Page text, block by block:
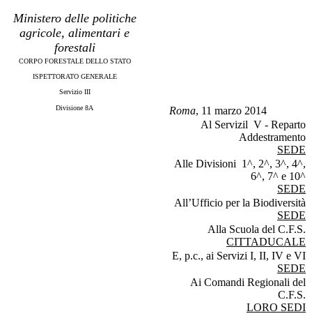
Ministero delle politiche
agricole, alimentari e
forestali
CORPO FORESTALE DELLO STATO
ISPETTORATO GENERALE
Servizio III
Divisione 8A Roma, 11 marzo 2014
Al Servizil V - Reparto
Addestramento
SEDE
Alle Divisioni 1^, 2^, 3^, 4^,
6^, 7^ e 10^
SEDE
All’Ufficio per la Biodiversità
SEDE
Alla Scuola del C.F.S.
CITTADUCALE
E, p.c., ai Servizi I, II, IV e VI
SEDE
Ai Comandi Regionali del
C.F.S.
LORO SEDI